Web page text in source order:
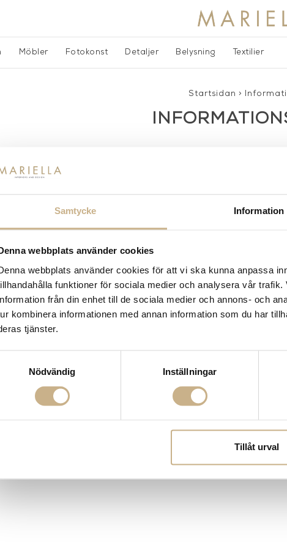
Samtycke Information
Denna webbplats använder cookies
webbplats använder cookies för att vi ska kunna anpassa
funktioner för sociala medier och analysera vår
från din enhet till de sociala medier och annons- och
kombinera informationen med annan information som du har
tjänster.
Nödvändig
Inställningar
Tillåt urval
Möbler Fotokonst Detaljer Belysning Textilier
Startsidan >
KONTAKT
LILLA BROGATAN 9
503 30 BORÅS
info@mariellastore.se